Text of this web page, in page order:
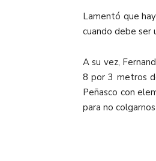
Lamentó que
cuando debe ser
A su vez,
8 por 3 metros
Peñasco con
para no